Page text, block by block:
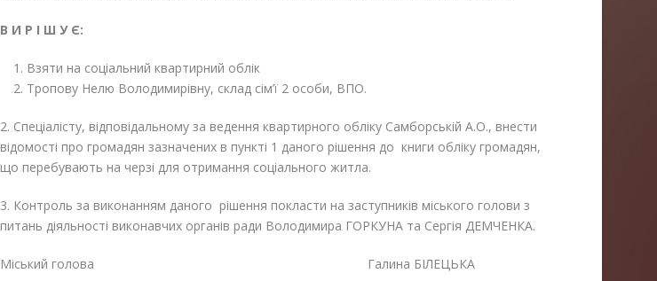
В И Р І Ш У Є:
Взяти на соціальний квартирний облік
Тропову Нелю Володимирівну, склад сім’ї 2 особи, ВПО.
2. Спеціалісту, відповідальному за ведення квартирного обліку Самборській А.О., внести
відомості про громадян зазначених в пункті 1 даного рішення до книги обліку громадян,
що перебувають на черзі для отримання соціального житла.
3. Контроль за виконанням даного рішення покласти на заступників міського голови з
питань діяльності виконавчих органів ради Володимира ГОРКУНА та Сергія ДЕМЧЕНКА.
Міський голова Галина БІЛЕЦЬКА